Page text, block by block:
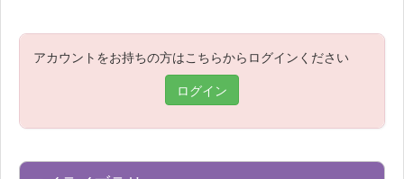
アカウントをお持ちの方はこちらからログインください
ログイン